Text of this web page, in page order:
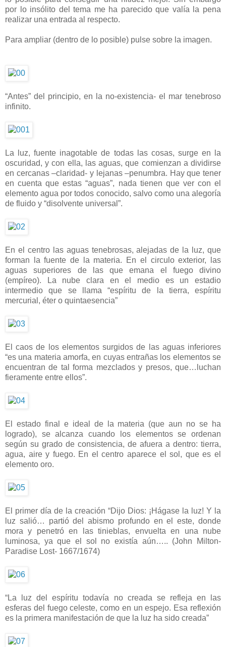
por lo insólito del tema me ha parecido que valía la pena
realizar una entrada al respecto.
Para ampliar (dentro de lo posible) pulse sobre la imagen.
“Antes” del principio, en la no-existencia- el mar tenebroso
infinito.
La luz, fuente inagotable de todas las cosas, surge en la
oscuridad, y con ella, las aguas, que comienzan a dividirse
en cercanas –claridad- y lejanas –penumbra. Hay que tener
en cuenta que estas “aguas”, nada tienen que ver con el
elemento agua por todos conocido, salvo como una alegoría
de fluido y “disolvente universal”.
En el centro las aguas tenebrosas, alejadas de la luz, que
forman la fuente de la materia. En el circulo exterior, las
aguas superiores de las que emana el fuego divino
(empíreo). La nube clara en el medio es un estadio
intermedio que se llama “espíritu de la tierra, espíritu
mercurial, éter o quintaesencia”
El caos de los elementos surgidos de las aguas inferiores
“es una materia amorfa, en cuyas entrañas los elementos se
encuentran de tal forma mezclados y presos, que…luchan
fieramente entre ellos”.
El estado final e ideal de la materia (que aun no se ha
logrado), se alcanza cuando los elementos se ordenan
según su grado de consistencia, de afuera a dentro: tierra,
agua, aire y fuego. En el centro aparece el sol, que es el
elemento oro.
El primer día de la creación “Dijo Dios: ¡Hágase la luz! Y la
luz salió… partió del abismo profundo en el este, donde
mora y penetró en las tinieblas, envuelta en una nube
luminosa, ya que el sol no existía aún….. (John Milton-
Paradise Lost- 1667/1674)
“La luz del espíritu todavía no creada se refleja en las
esferas del fuego celeste, como en un espejo. Esa reflexión
es la primera manifestación de que la luz ha sido creada”